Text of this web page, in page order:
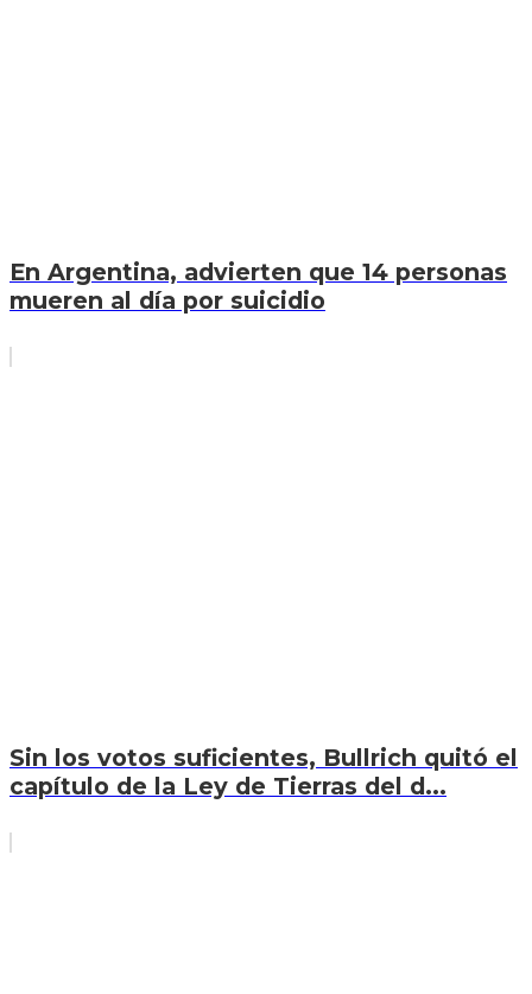
En Argentina, advierten que 14 personas
mueren al día por suicidio
Sin los votos suficientes, Bullrich quitó el
capítulo de la Ley de Tierras del d...